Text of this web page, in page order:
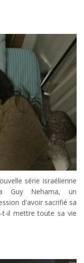
série israélienne
Guy Nehama, un
d'avoir sacrifié sa
t-il mettre toute sa vie